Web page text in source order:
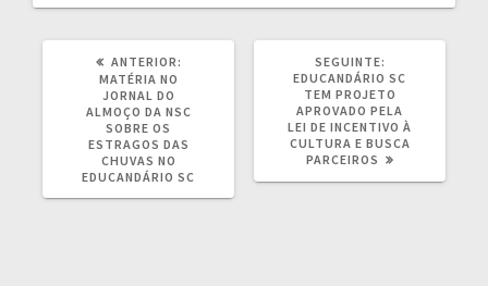
ANTERIOR:
MATÉRIA NO
JORNAL DO
ALMOÇO DA NSC
SOBRE OS
ESTRAGOS DAS
CHUVAS NO
EDUCANDÁRIO SC
SEGUINTE:
EDUCANDÁRIO SC
TEM PROJETO
APROVADO PELA
LEI DE INCENTIVO À
CULTURA E BUSCA
PARCEIROS